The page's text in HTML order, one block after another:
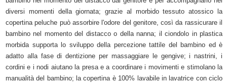
diversi momenti della giornata; grazie al morbido tessuto atossico la
copertina peluche può assorbire l'odore del genitore, così da rassicurare il
bambino nel momento del distacco o della nanna; il ciondolo in plastica
morbida supporta lo sviluppo della percezione tattile del bambino ed è
adatto alla fase di dentizione per massaggiare le gengive; i nastrini, i
cordini e i nodi aiutano la presa e a coordinare i movimenti e stimolano la
manualità del bambino; la copertina è 100% lavabile in lavatrice con ciclo